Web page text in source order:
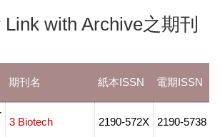
with Archive之期刊
期刊名 紙本ISSN 電期ISSN
3 Biotech 2190-572X 2190-5738